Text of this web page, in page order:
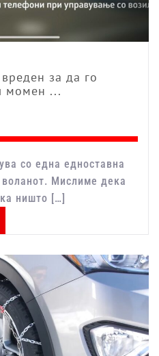
за да го
момен ...
со една едноставна
Мислиме дека
ништо […]